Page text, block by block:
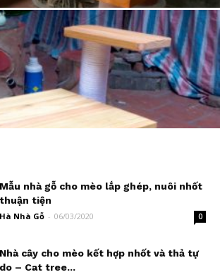
cat-tree “chú mèo lười”
Mẫu nhà gỗ cho mèo lắp ghép, nuôi nhốt
thuận tiện
Hà Nhà Gỗ - 06/03/2020 0
Nhà cây cho mèo kết hợp nhốt và thả tự
do – Cat tree...